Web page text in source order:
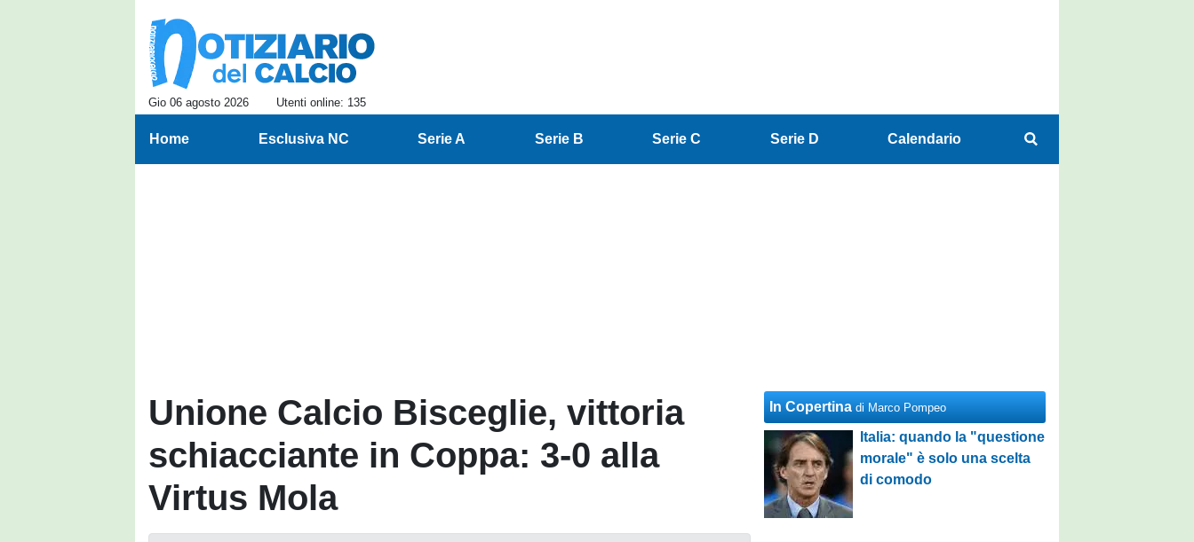
Gio 06 agosto 2026 Utenti online: 135
Home Esclusiva NC Serie A Serie B Serie C Serie D Calendario
Unione Calcio Bisceglie, vittoria
schiacciante in Coppa: 3-0 alla
Virtus Mola
In Copertina di Marco Pompeo
Italia: quando la "questione
morale" è solo una scelta
di comodo